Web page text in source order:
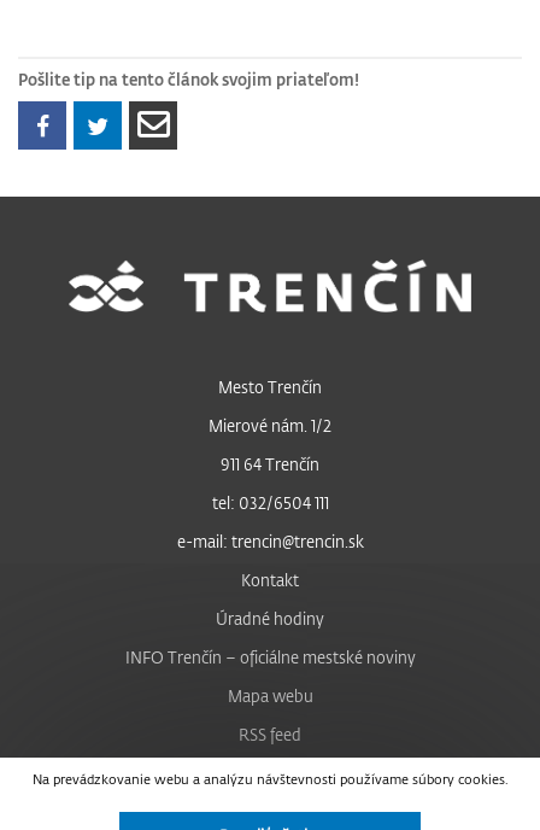
Pošlite tip na tento článok svojim priateľom!
Na prevádzkovanie webu a analýzu návštevnosti používame súbory cookies.
Mesto Trenčín
Mierové nám. 1/2
911 64 Trenčín
tel: 032/6504 111
e-mail: trencin@trencin.sk
Kontakt
Úradné hodiny
INFO Trenčín – oficiálne mestské noviny
Mapa webu
RSS feed
Nastavenie cookies
Facebook